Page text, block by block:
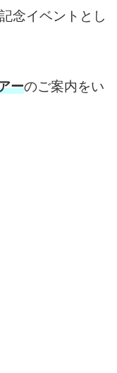
念イベントとし
ーのご案内をい